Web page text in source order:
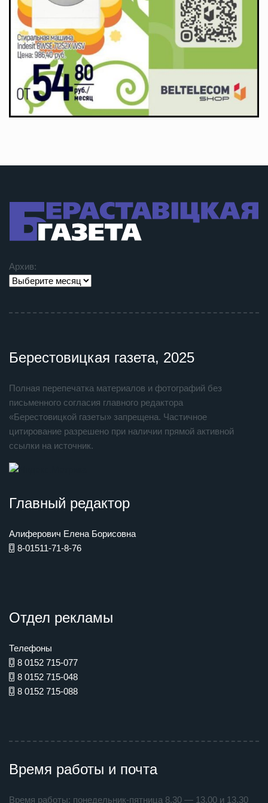
Архив:
Берестовицкая газета, 2025
Полная перепечатка материалов и фотографий без
письменного согласия главного редактора
«Берестовицкой газеты» запрещена. Частичное
цитирование разрешено при наличии прямой активной
ссылки на источник.
Главный редактор
Алиферович Елена Борисовна
8-01511-71-8-76
Отдел рекламы
Телефоны
8 0152 715-077
8 0152 715-048
8 0152 715-088
Время работы и почта
Время работы: понедельник-пятница 8.30 — 13.00 и 13.30